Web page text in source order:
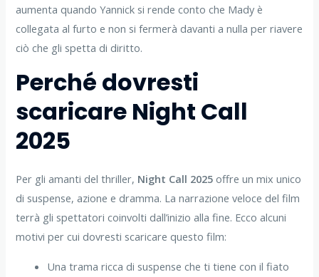
aumenta quando Yannick si rende conto che Mady è
collegata al furto e non si fermerà davanti a nulla per riavere
ciò che gli spetta di diritto.
Perché dovresti
scaricare Night Call
2025
Per gli amanti del thriller, Night Call 2025 offre un mix unico
di suspense, azione e dramma. La narrazione veloce del film
terrà gli spettatori coinvolti dall’inizio alla fine. Ecco alcuni
motivi per cui dovresti scaricare questo film:
Una trama ricca di suspense che ti tiene con il fiato